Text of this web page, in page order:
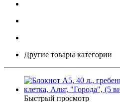
Другие товары категории
Быстрый просмотр